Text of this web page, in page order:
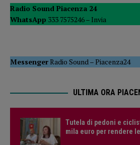
Radio Sound Piacenza 24
WhatsApp 333 7575246 – Invia
MessengerRadio Sound–Piacenza24
ULTIMA ORA
Tutela di pedoni e
mila euro per rendere